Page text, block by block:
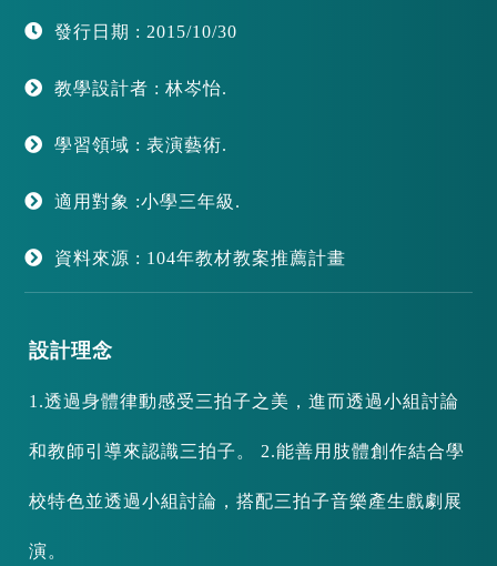
發行日期 : 2015/10/30
教學設計者 : 林岑怡.
學習領域 : 表演藝術.
適用對象 :小學三年級.
資料來源 : 104年教材教案推薦計畫
設計理念
1.透過身體律動感受三拍子之美，進而透過小組討論
和教師引導來認識三拍子。 2.能善用肢體創作結合學
校特色並透過小組討論，搭配三拍子音樂產生戲劇展
演。